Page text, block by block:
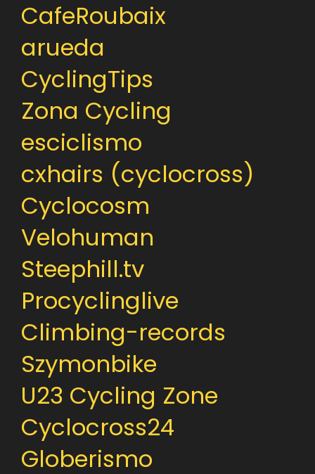
CafeRoubaix
arueda
CyclingTips
Zona Cycling
esciclismo
cxhairs (cyclocross)
Cyclocosm
Velohuman
Steephill.tv
Procyclinglive
Climbing-records
Szymonbike
U23 Cycling Zone
Cyclocross24
Globerismo